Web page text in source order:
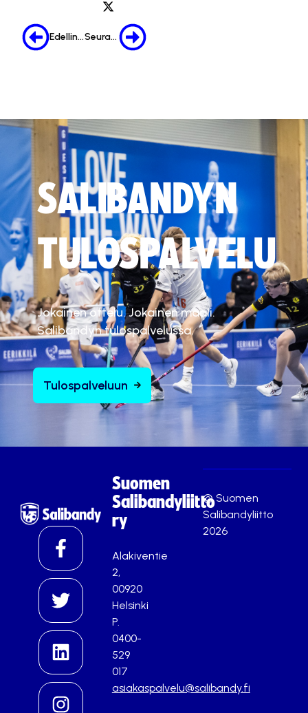
Edellinen Seuraava
SALIBANDYN
TULOSPALVELU
Jokainen ottelu. Jokainen maali.
Salibandyn tulospalvelussa.
Tulospalveluun
Suomen
Salibandyliitto
ry
Alakiventie
2,
00920
Helsinki
P.
0400-
529
017
asiakaspalvelu@salibandy.fi
© Suomen
Salibandyliitto
2026